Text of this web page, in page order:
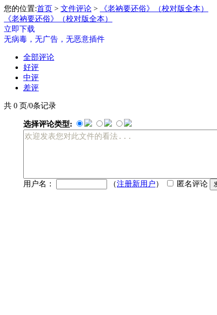
您的位置:首页 > 文件评论 >
《老衲要还俗》（校对版全本）
《老衲要还俗》（校对版全本）
立即下载
无病毒，无广告，无恶意插件
全部评论
好评
中评
差评
共 0 页/0条记录
选择评论类型:
用户名： （注册新用户） 匿名评论